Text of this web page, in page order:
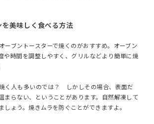
美味しく食べる方法
ーブントースターで焼くのがおすすめ。オーブン
や時間を調整しやすく、グリルなどより簡単に焼
く人も多いのでは？ しかしその場合、表面だ
まらない、ということがあります。自然解凍して
しょう。焼きムラを防ぐことができますよ。